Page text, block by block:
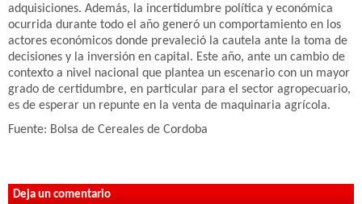
adquisiciones. Además, la incertidumbre política y económica
ocurrida durante todo el año generó un comportamiento en los
actores económicos donde prevaleció la cautela ante la toma de
decisiones y la inversión en capital. Este año, ante un cambio de
contexto a nivel nacional que plantea un escenario con un mayor
grado de certidumbre, en particular para el sector agropecuario,
es de esperar un repunte en la venta de maquinaria agrícola.
Fuente: Bolsa de Cereales de Cordoba
Deja un comentario